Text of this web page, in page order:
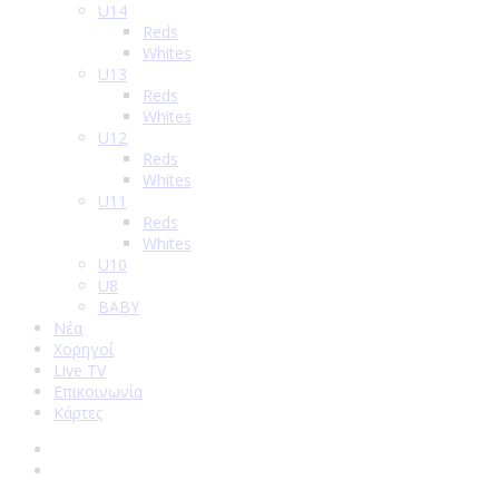
U14
Reds
Whites
U13
Reds
Whites
U12
Reds
Whites
U11
Reds
Whites
U10
U8
BABY
Νέα
Χορηγοί
Live TV
Επικοινωνία
Κάρτες